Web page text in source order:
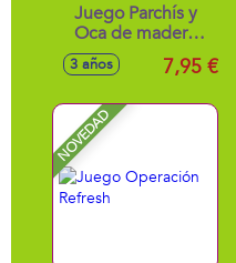
Juego Parchís y
Oca de madera
30x30 cm
3 años 7,95 €
NOVEDAD